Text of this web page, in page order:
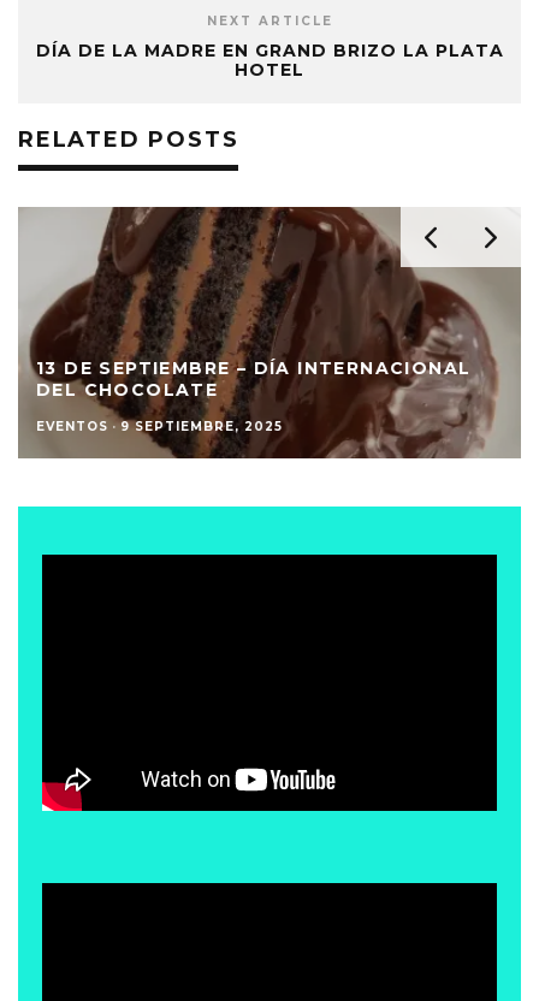
NEXT ARTICLE
DÍA DE LA MADRE EN GRAND BRIZO LA PLATA
HOTEL
RELATED POSTS
13 DE SEPTIEMBRE – DÍA INTERNACIONAL
DEL CHOCOLATE
EVENTOS · 9 SEPTIEMBRE, 2025